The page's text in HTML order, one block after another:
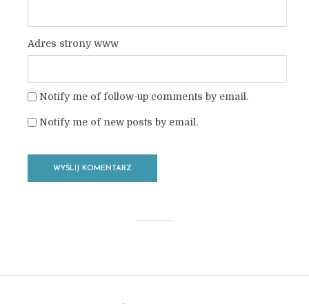
Adres strony www
Notify me of follow-up comments by email.
Notify me of new posts by email.